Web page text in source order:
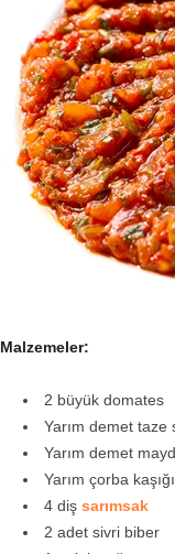
m
a
n
a
Malzemeler:
2 büyük domates
Yarım demet taze
Yarım demet
Yarım çorba
4 diş sarımsak
2 adet sivri biber